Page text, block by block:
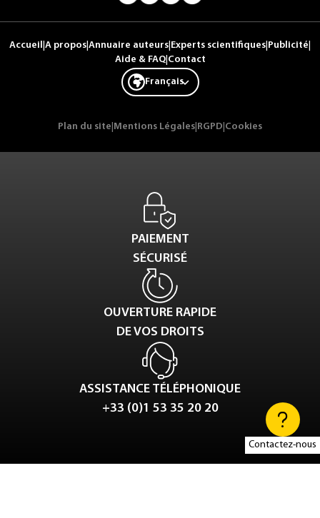
Contactez-nous
Accueil A propos Annuaire auteurs Experts scientifiques Publicité
Aide & FAQ| Contact
Français
Plan du site Mentions Légales RGPD Cookies
PAIEMENT
SÉCURISÉ
OUVERTURE RAPIDE
DE VOS DROITS
ASSISTANCE TÉLÉPHONIQUE
+33 (0)1 53 35 20 20